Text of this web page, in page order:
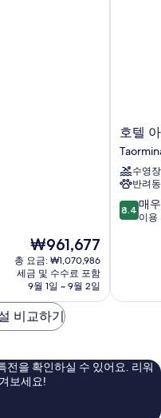
현
재
요
금
₩961,677
₩961,677
총 요금: ₩1,070,986
세금 및 수수료 포함
9월 1일 ~ 9월 2일
호
텔
아
리
스
톤
&
카
호텔
수영장
반려
10
점
매
요,
이
8.4 매
이용
비교하기
전을 확인하실 수 있어요. 리워
보세요!